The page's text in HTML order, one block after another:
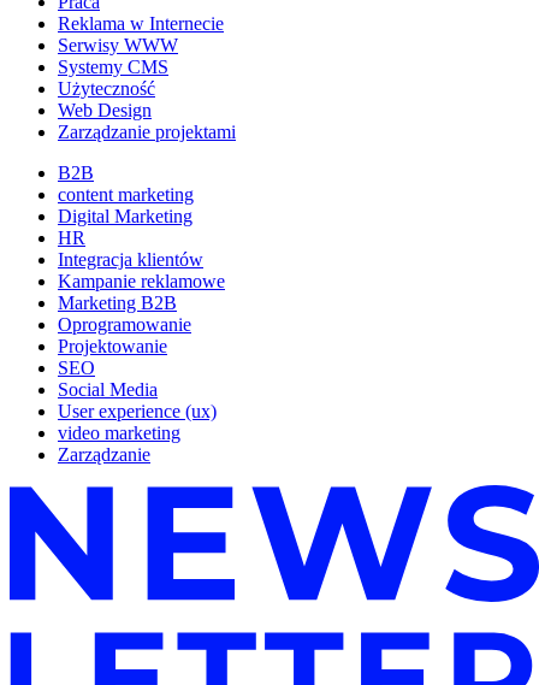
Reklama w Internecie
Serwisy WWW
Systemy CMS
Użyteczność
Web Design
Zarządzanie projektami
B2B
content marketing
Digital Marketing
HR
Integracja klientów
Kampanie reklamowe
Marketing B2B
Oprogramowanie
Projektowanie
SEO
Social Media
User experience (ux)
video marketing
Zarządzanie